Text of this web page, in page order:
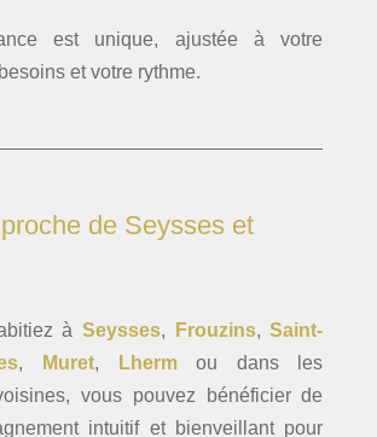
est unique, ajustée à votre
et votre rythme.
de Seysses et
àSeysses, Frouzins,Saint-
, Muret, Lhermou dans les
vous pouvez bénéficier de
intuitif et bienveillant pour